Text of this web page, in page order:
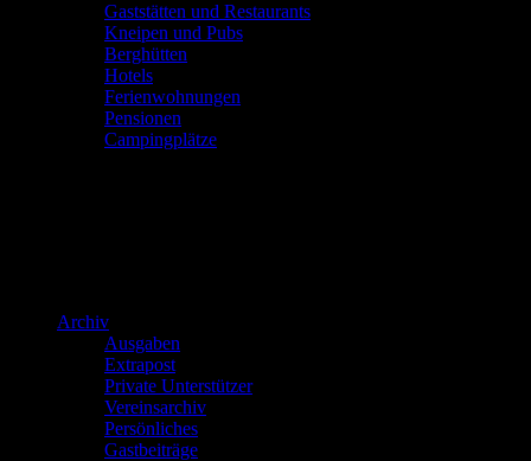
Gaststätten und Restaurants
Kneipen und Pubs
Berghütten
Hotels
Ferienwohnungen
Pensionen
Campingplätze
Archiv
Ausgaben
Extrapost
Private Unterstützer
Vereinsarchiv
Persönliches
Gastbeiträge